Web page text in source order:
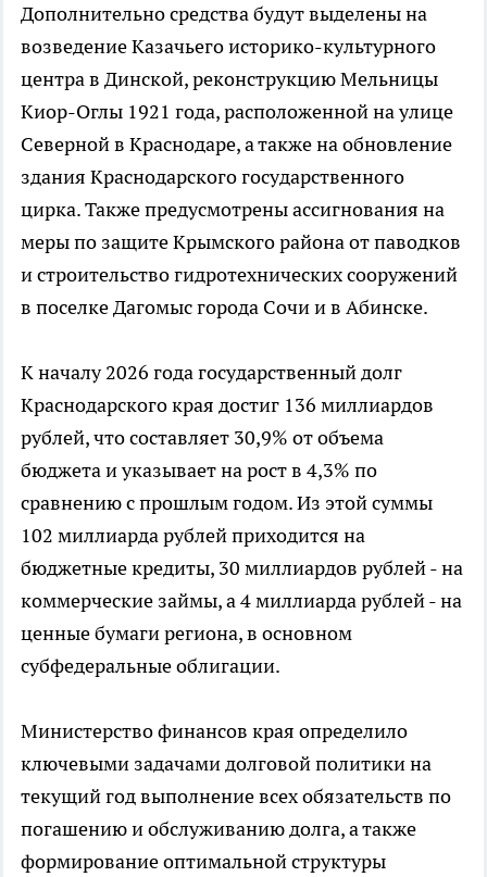
Дополнительно средства будут выделены на
возведение Казачьего историко-культурного
центра в Динской, реконструкцию Мельницы
Киор-Оглы 1921 года, расположенной на улице
Северной в Краснодаре, а также на обновление
здания Краснодарского государственного
цирка. Также предусмотрены ассигнования на
меры по защите Крымского района от паводков
и строительство гидротехнических сооружений
в поселке Дагомыс города Сочи и в Абинске.
К началу 2026 года государственный долг
Краснодарского края достиг 136 миллиардов
рублей, что составляет 30,9% от объема
бюджета и указывает на рост в 4,3% по
сравнению с прошлым годом. Из этой суммы
102 миллиарда рублей приходится на
бюджетные кредиты, 30 миллиардов рублей - на
коммерческие займы, а 4 миллиарда рублей - на
ценные бумаги региона, в основном
субфедеральные облигации.
Министерство финансов края определило
ключевыми задачами долговой политики на
текущий год выполнение всех обязательств по
погашению и обслуживанию долга, а также
формирование оптимальной структуры